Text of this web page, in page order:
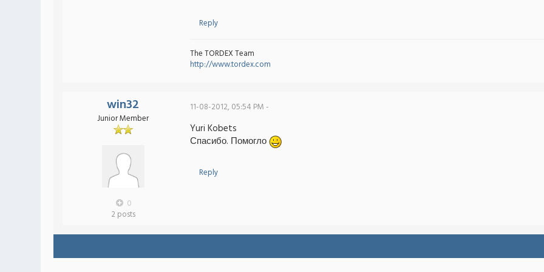
Reply
The TORDEX Team
http://www.tordex.com
win32
Junior Member
0
2 posts
11-08-2012, 05:54 PM -
Yuri Kobets
Спасибо. Помогло
Reply